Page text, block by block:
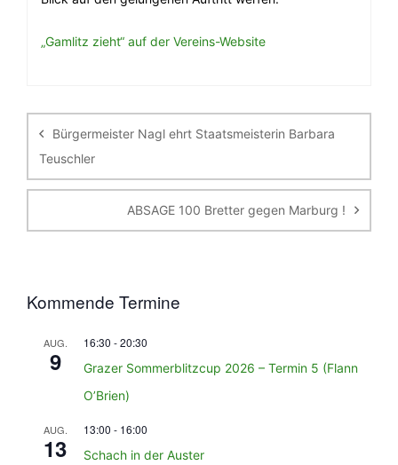
„Gamlitz zieht“ auf der Vereins-Website
Bürgermeister Nagl ehrt Staatsmeisterin Barbara
Teuschler
ABSAGE 100 Bretter gegen Marburg !
Kommende Termine
AUG.
9
16:30 -20:30
Grazer Sommerblitzcup 2026 – Termin 5 (Flann
O’Brien)
AUG.
13
13:00 - 16:00
Schach in der Auster